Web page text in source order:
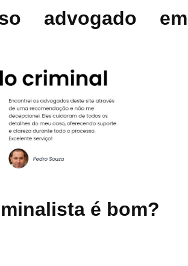
advogado em
é bom?